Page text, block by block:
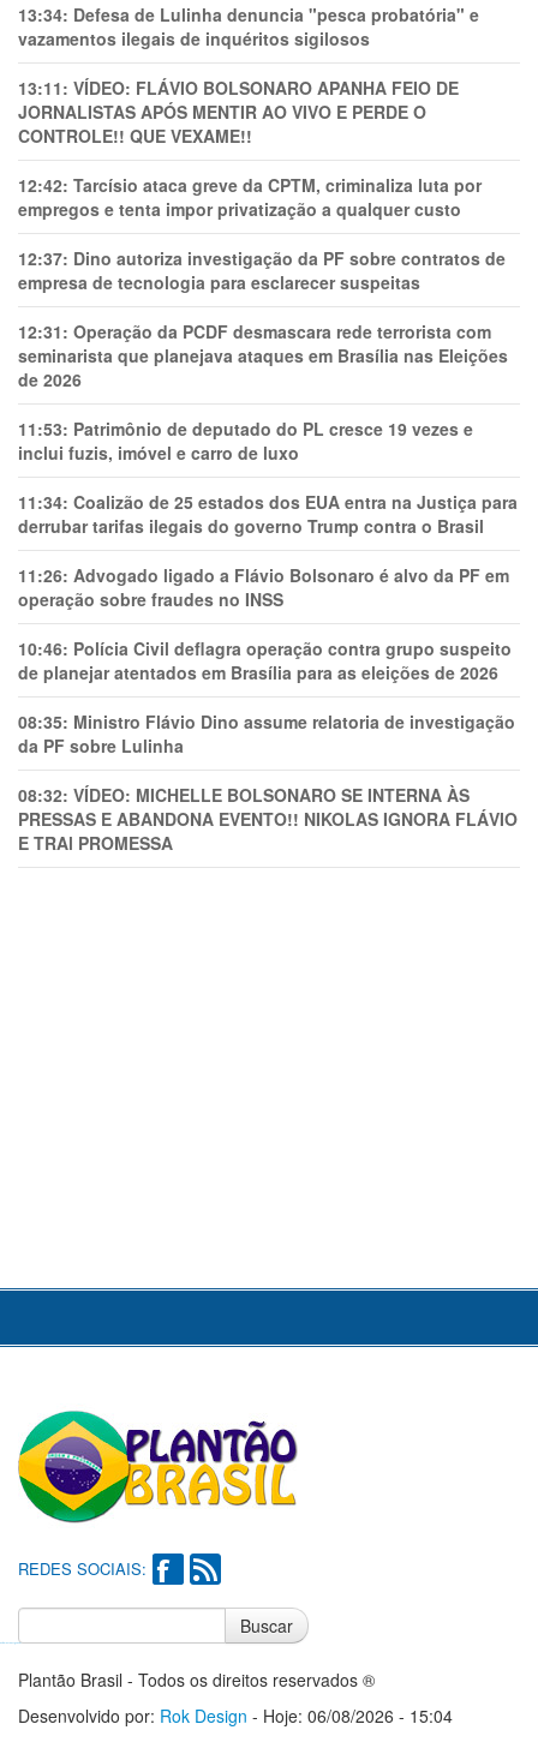
13:34: Defesa de Lulinha denuncia "pesca probatória" e
vazamentos ilegais de inquéritos sigilosos
13:11: VÍDEO: FLÁVIO BOLSONARO APANHA FEIO DE
JORNALISTAS APÓS MENTIR AO VIVO E PERDE O
CONTROLE!! QUE VEXAME!!
12:42: Tarcísio ataca greve da CPTM, criminaliza luta por
empregos e tenta impor privatização a qualquer custo
12:37: Dino autoriza investigação da PF sobre contratos de
empresa de tecnologia para esclarecer suspeitas
12:31: Operação da PCDF desmascara rede terrorista com
seminarista que planejava ataques em Brasília nas Eleições
de 2026
11:53: Patrimônio de deputado do PL cresce 19 vezes e
inclui fuzis, imóvel e carro de luxo
11:34: Coalizão de 25 estados dos EUA entra na Justiça para
derrubar tarifas ilegais do governo Trump contra o Brasil
11:26: Advogado ligado a Flávio Bolsonaro é alvo da PF em
operação sobre fraudes no INSS
10:46: Polícia Civil deflagra operação contra grupo suspeito
de planejar atentados em Brasília para as eleições de 2026
08:35: Ministro Flávio Dino assume relatoria de investigação
da PF sobre Lulinha
08:32: VÍDEO: MICHELLE BOLSONARO SE INTERNA ÀS
PRESSAS E ABANDONA EVENTO!! NIKOLAS IGNORA FLÁVIO
E TRAl PROMESSA
REDES SOCIAIS:
Buscar
Plantão Brasil - Todos os direitos reservados ®
Desenvolvido por: Rok Design - Hoje: 06/08/2026 - 15:04